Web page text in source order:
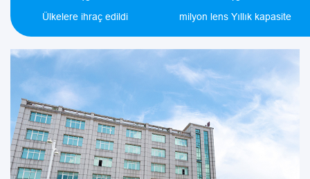
Ülkelere ihraç edildi
milyon lens Yıllık kapasite